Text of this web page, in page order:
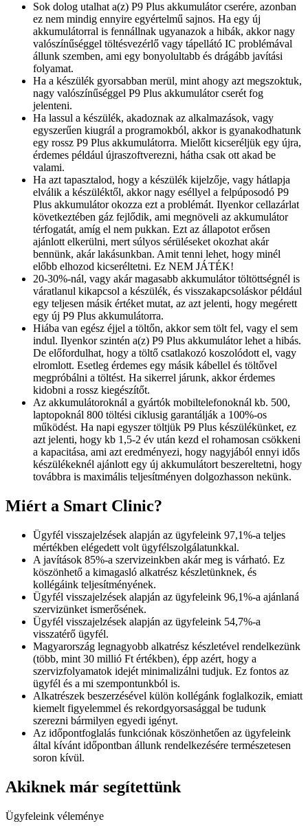
Sok dolog utalhat a(z) P9 Plus akkumulátor cserére, azonban
ez nem mindig ennyire egyértelmű sajnos. Ha egy új
akkumulátorral is fennállnak ugyanazok a hibák, akkor nagy
valószínűséggel töltésvezérlő vagy tápellátó IC problémával
állunk szemben, ami egy bonyolultabb és drágább javítási
folyamat.
Ha a készülék gyorsabban merül, mint ahogy azt megszoktuk,
nagy valószínűséggel P9 Plus akkumulátor cserét fog
jelenteni.
Ha lassul a készülék, akadoznak az alkalmazások, vagy
egyszerűen kiugrál a programokból, akkor is gyanakodhatunk
egy rossz P9 Plus akkumulátorra. Mielőtt kicseréljük egy újra,
érdemes például újraszoftverezni, hátha csak ott akad be
valami.
Ha azt tapasztalod, hogy a készülék kijelzője, vagy hátlapja
elválik a készüléktől, akkor nagy eséllyel a felpúposodó P9
Plus akkumulátor okozza ezt a problémát. Ilyenkor cellazárlat
következtében gáz fejlődik, ami megnöveli az akkumulátor
térfogatát, amíg el nem pukkan. Ezt az állapotot erősen
ajánlott elkerülni, mert súlyos sérüléseket okozhat akár
bennünk, akár lakásunkban. Amit tenni lehet, hogy minél
előbb elhozod kicseréltetni. Ez NEM JÁTÉK!
20-30%-nál, vagy akár magasabb akkumulátor töltöttségnél is
váratlanul kikapcsol a készülék, és visszakapcsoláskor például
egy teljesen másik értéket mutat, az azt jelenti, hogy megérett
egy új P9 Plus akkumulátorra.
Hiába van egész éjjel a töltőn, akkor sem tölt fel, vagy el sem
indul. Ilyenkor szintén a(z) P9 Plus akkumulátor lehet a hibás.
De előfordulhat, hogy a töltő csatlakozó koszolódott el, vagy
elromlott. Esetleg érdemes egy másik kábellel és töltővel
megpróbálni a töltést. Ha sikerrel járunk, akkor érdemes
kidobni a rossz kiegészítőt.
Az akkumulátoroknál a gyártók mobiltelefonoknál kb. 500,
laptopoknál 800 töltési ciklusig garantálják a 100%-os
működést. Ha napi egyszer töltjük P9 Plus készülékünket, ez
azt jelenti, hogy kb 1,5-2 év után kezd el rohamosan csökkeni
a kapacitása, ami azt eredményezi, hogy nagyjából ennyi idős
készülékeknél ajánlott egy új akkumulátort beszereltetni, hogy
továbbra is maximális teljesítményen dolgozhasson nekünk.
Miért a Smart Clinic?
Ügyfél visszajelzések alapján az ügyfeleink 97,1%-a teljes
mértékben elégedett volt ügyfélszolgálatunkkal.
A javítások 85%-a szervizeinkben akár meg is várható. Ez
köszönhető a kimagasló alkatrész készletünknek, és
kollégáink teljesítményének.
Ügyfél visszajelzések alapján az ügyfeleink 96,1%-a ajánlaná
szervizünket ismerősének.
Ügyfél visszajelzések alapján az ügyfeleink 54,7%-a
visszatérő ügyfél.
Magyarország legnagyobb alkatrész készletével rendelkezünk
(több, mint 30 millió Ft értékben), épp azért, hogy a
szervizfolyamatok idejét minimalizálni tudjuk. Ez fontos az
ügyfél és a mi szempontunkból is.
Alkatrészek beszerzésével külön kollégánk foglalkozik, emiatt
kiemelt figyelemmel és rekordgyorsasággal be tudunk
szerezni bármilyen egyedi igényt.
Az időpontfoglalás funkciónak köszönhetően az ügyfeleink
által kívánt időpontban állunk rendelkezésére természetesen
soron kívül.
Akiknek már segítettünk
Ügyfeleink véleménye